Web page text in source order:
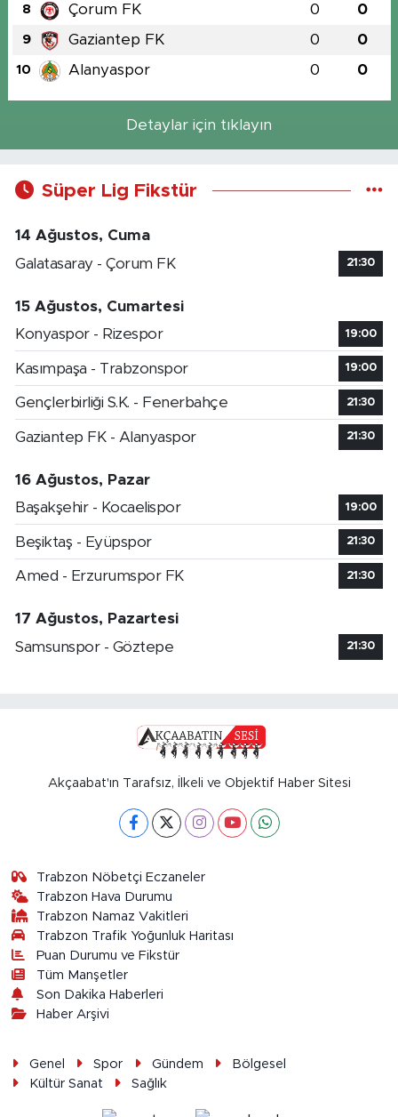
8 Çorum FK 0 0
9 Gaziantep FK 0 0
10 Alanyaspor 0 0
Detaylar için tıklayın
Süper Lig Fikstür
14 Ağustos, Cuma
Galatasaray - Çorum FK
21:30
15 Ağustos, Cumartesi
Konyaspor - Rizespor
19:00
Kasımpaşa - Trabzonspor 19:00
Gençlerbirliği S.K. - Fenerbahçe 21:30
Gaziantep FK - Alanyaspor 21:30
16 Ağustos, Pazar
Başakşehir - Kocaelispor
19:00
Beşiktaş - Eyüpspor 21:30
Amed - Erzurumspor FK 21:30
17 Ağustos, Pazartesi
Samsunspor - Göztepe
21:30
Akçaabat'ın Tarafsız, İlkeli ve Objektif Haber Sitesi
Trabzon Nöbetçi Eczaneler
Trabzon Hava Durumu
Trabzon Namaz Vakitleri
Trabzon Trafik Yoğunluk Haritası
Puan Durumu ve Fikstür
Tüm Manşetler
Son Dakika Haberleri
Haber Arşivi
Genel Spor Gündem
Bölgesel
Kültür Sanat
Sağlık